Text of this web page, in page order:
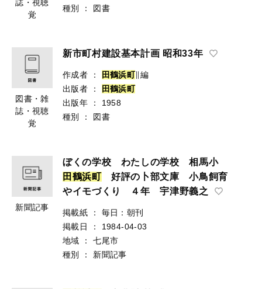
誌・視聴
覚
種別 ： 図書
図書・雑
誌・視聴
覚
新市町村建設基本計画 昭和33年
作成者 ： 田鶴浜町∥編
出版者
： 田鶴浜町
出版年
：
1958
種別
： 図書
新聞記事
ぼくの学校 わたしの学校 相馬小
田 鶴浜町好評の卜部文庫 小鳥飼育
やイモづくり ４年 宇津野義之
掲載紙 ：
毎日：朝刊
掲載日
：
1984-04-03
地域
：
七尾市
種別
： 新聞記事